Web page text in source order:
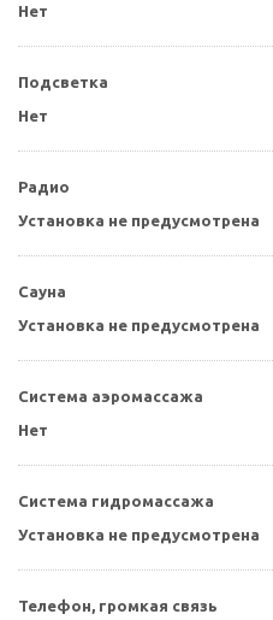
Нет
Подсветка
Нет
Радио
Установка не предусмотрена
Сауна
Установка не предусмотрена
Система аэромассажа
Нет
Система гидромассажа
Установка не предусмотрена
Телефон, громкая связь